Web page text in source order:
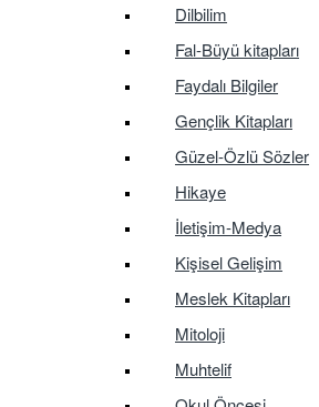
Dilbilim
Fal-Büyü kitapları
Faydalı Bilgiler
Gençlik Kitapları
Güzel-Özlü Sözler
Hikaye
İletişim-Medya
Kişisel Gelişim
Meslek Kitapları
Mitoloji
Muhtelif